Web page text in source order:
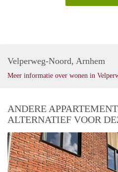
Velperweg-Noord, Arnhem
Meer informatie over wonen in
ANDERE
ALTERNATIEF VOOR